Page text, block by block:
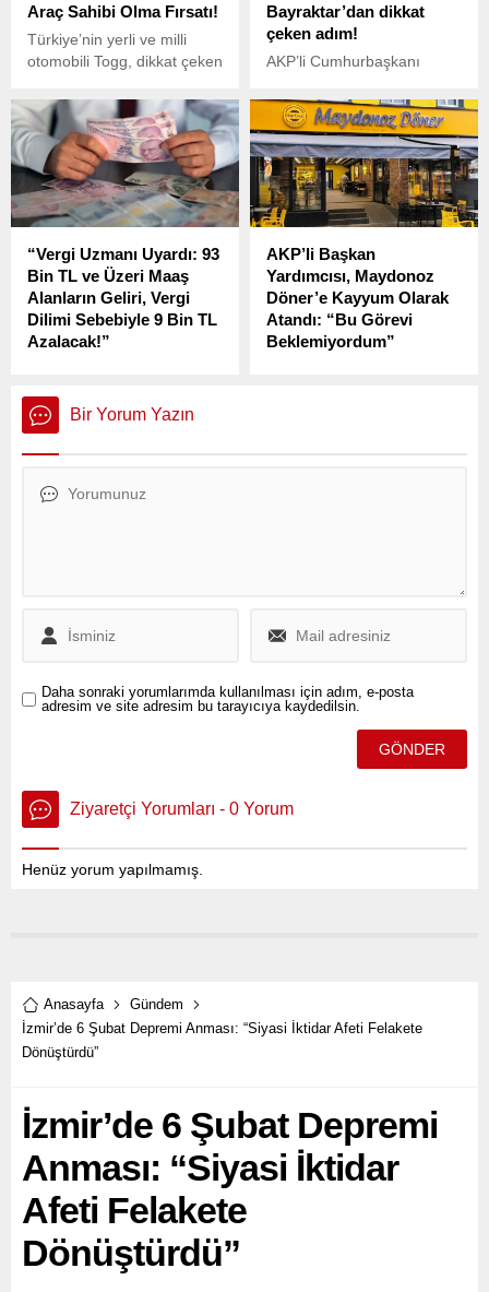
Araç Sahibi Olma Fırsatı!
Türkiye’nin yerli ve milli
otomobili Togg, dikkat çeken
attı. Şirket, elektrikli araç
sahibi olmak isteyen
tüketiciler için sıfır faizli
kredi fırsatı sunduğunu
duyurdu.
Bayraktar’dan dikkat
çeken adım!
AKP’li Cumhurbaşkanı
damadı Selçuk Bayraktar ile
ailesi, avukatları Abdullah
Demirhan ile yollarını ayırdı.
Bayraktar ailesi bu kararı
“Gördükleri lüzum üzerine”
aldıklarını ifade etti.
“Vergi Uzmanı Uyardı: 93
Bin TL ve Üzeri Maaş
Alanların Geliri, Vergi
Dilimi Sebebiyle 9 Bin TL
Azalacak!”
yaptığı açıklamada, 2025
yılının ikinci ayında 93 bin
lira ve üzeri brüt maaş alan
vergi dilimine gireceğini
AKP’li Başkan
Yardımcısı, Maydonoz
Döner’e Kayyum Olarak
Atandı: “Bu Görevi
Beklemiyordum”
iddialarıyla operasyon
Bir Yorum Yazın
Daha sonraki yorumlarımda kullanılması için adım, e-posta
adresim ve site adresim bu tarayıcıya kaydedilsin.
Ziyaretçi Yorumları - 0 Yorum
Henüz yorum yapılmamış.
Anasayfa
Gündem
İzmir’de 6 Şubat Depremi Anması: “Siyasi İktidar Afeti Felakete
Dönüştürdü”
İzmir’de 6 Şubat Depremi
Anması: “Siyasi İktidar
Afeti Felakete
Dönüştürdü”